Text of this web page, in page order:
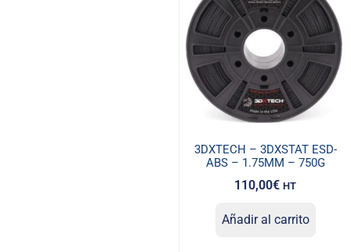
3DXTECH – 3DXSTAT ESD-
ABS – 1.75MM – 750G
110,00€ HT
Añadir al carrito